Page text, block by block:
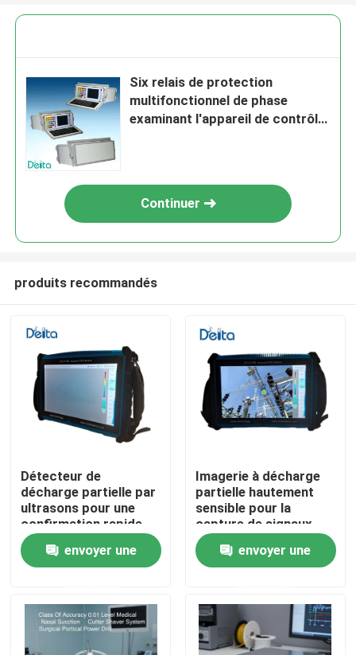
À la maison
Vidéos
Six relais de protection
multifonctionnel de phase
examinant l'appareil de contrôle
Continuer
produits recommandés
Détecteur de
décharge partielle par
ultrasons pour une
confirmation rapide
des résultats du
champ envoyer une
Imagerie à décharge
partielle hautement
sensible pour la
capture de signaux
faibles
envoyer une